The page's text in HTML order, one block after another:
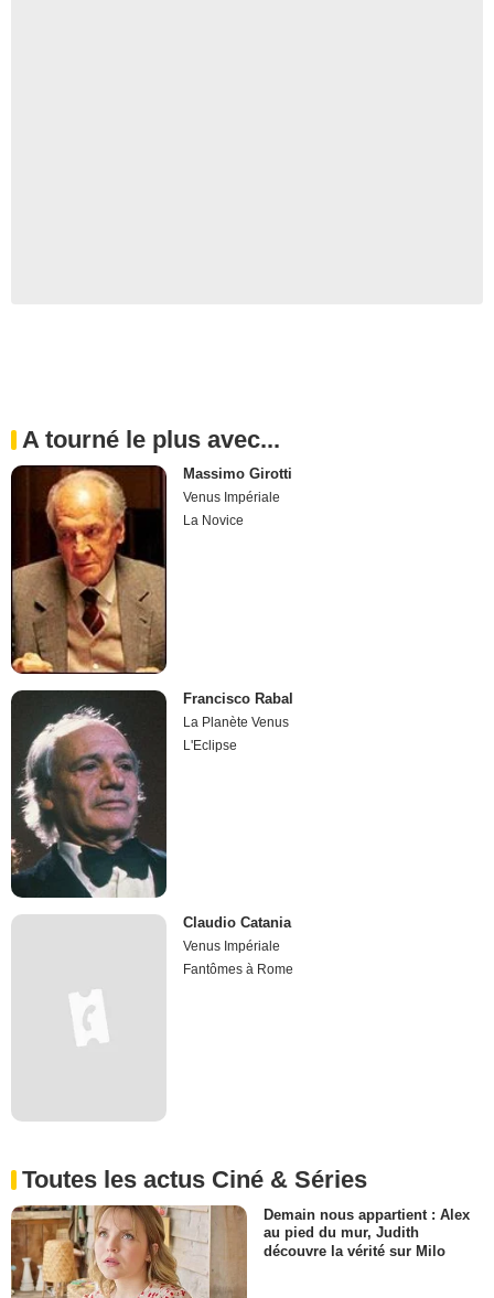
A tourné le plus avec...
Massimo Girotti
Venus Impériale
La Novice
Francisco Rabal
La Planète Venus
L'Eclipse
Claudio Catania
Venus Impériale
Fantômes à Rome
Toutes les actus Ciné & Séries
Demain nous appartient : Alex
au pied du mur, Judith
découvre la vérité sur Milo